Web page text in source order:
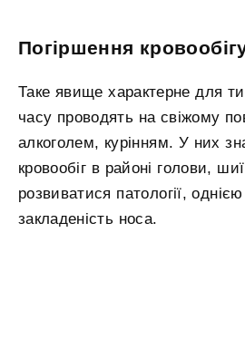
Погіршення
Таке явище характерне для
часу проводять на свіжому
алкоголем, курінням. У них
кровообіг в районі голови,
розвиватися патології,
закладеність носа.